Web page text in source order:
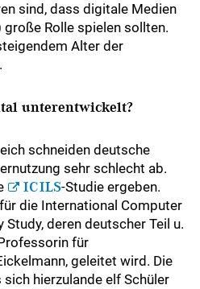
sind, dass digitale Medien
Rolle spielen sollten.
Alter der
unterentwickelt?
schneiden deutsche
sehr schlecht ab.
ICILS-Studie ergeben.
die International Computer
deren deutscher Teil u.
für
geleitet wird. Die
hierzulande elf Schüler